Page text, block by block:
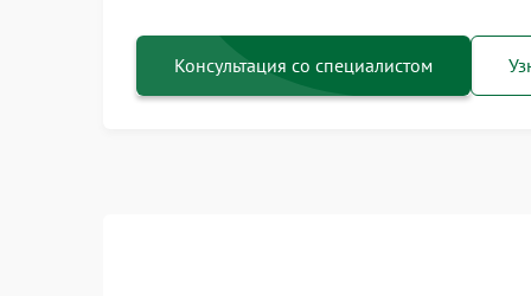
Консультация со специалистом